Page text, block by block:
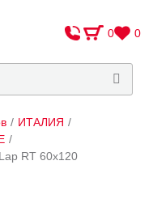
0 0
/ ИТАЛИЯ /
/
RT 60x120